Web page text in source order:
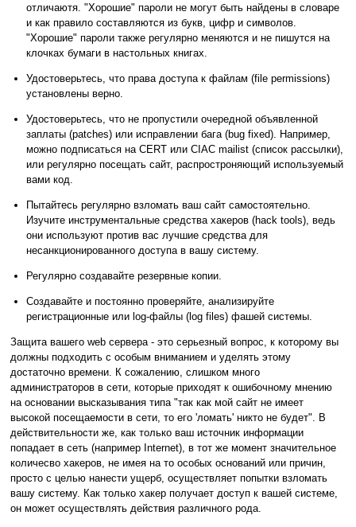
отличаютя. "Хорошие" пароли не могут быть найдены в словаре
и как правило составляются из букв, цифр и символов.
"Хорошие" пароли также регулярно меняются и не пишутся на
клочках бумаги в настольных книгах.
Удостоверьтесь, что права доступа к файлам (file permissions)
установлены верно.
Удостоверьтесь, что не пропустили очередной объявленной
заплаты (patches) или исправлении бага (bug fixed). Например,
можно подписаться на CERT или CIAC mailist (список рассылки),
или регулярно посещать сайт, распростроняющий используемый
вами код.
Пытайтесь регулярно взломать ваш сайт самостоятельно.
Изучите инструментальные средства хакеров (hack tools), ведь
они используют против вас лучшие средства для
несанкционированного доступа в вашу систему.
Регулярно создавайте резервные копии.
Создавайте и постоянно проверяйте, анализируйте
регистрационные или log-файлы (log files) фашей системы.
Защита вашего web сервера - это серьезный вопрос, к которому вы
должны подходить с особым вниманием и уделять этому
достаточно времени. К сожалению, слишком много
администраторов в сети, которые приходят к ошибочному мнению
на основании высказывания типа "так как мой сайт не имеет
высокой посещаемости в сети, то его 'ломать' никто не будет". В
действительности же, как только ваш источник информации
попадает в сеть (например Internet), в тот же момент значительное
количесво хакеров, не имея на то особых оснований или причин,
просто с целью нанести ущерб, осуществляет попытки взломать
вашу систему. Как только хакер получает доступ к вашей системе,
он может осуществлять действия различного рода.